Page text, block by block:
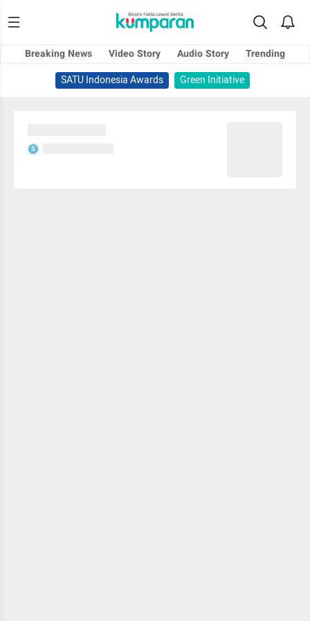
Breaking News Video Story Audio Story
Trending
SATU Indonesia Awards
Green Initiative
S